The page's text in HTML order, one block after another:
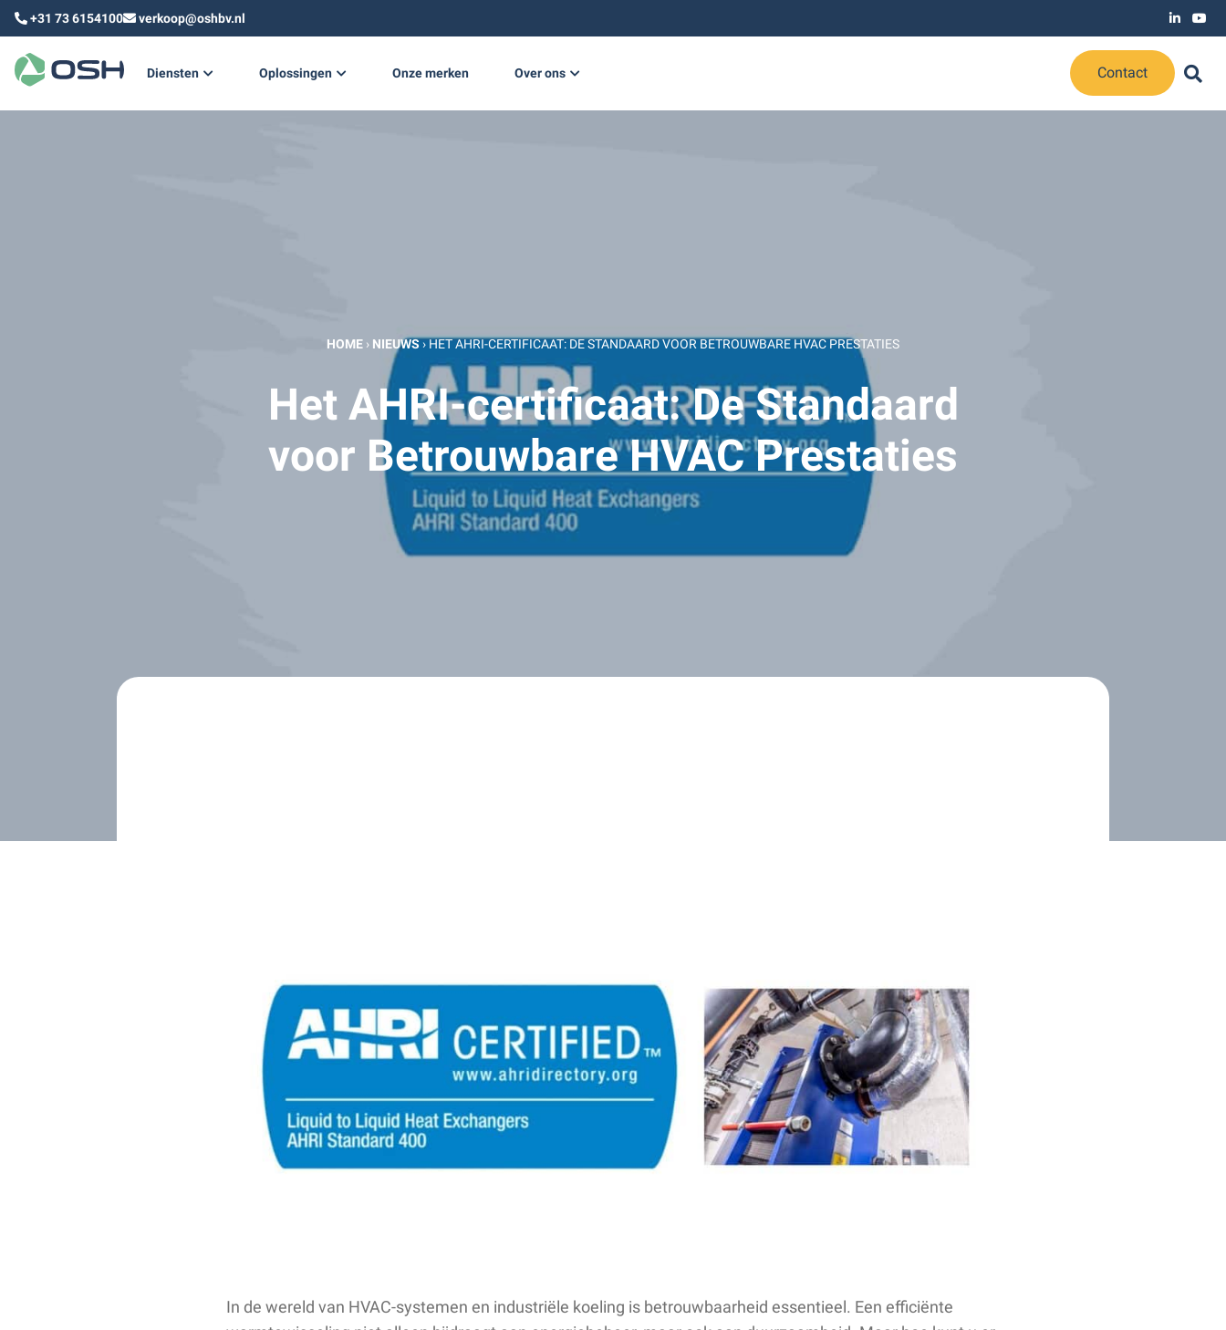
+31 73 6154100 verkoop@oshbv.nl
Diensten Oplossingen Onze merken Over ons Contact
HOME › NIEUWS›HET AHRI-CERTIFICAAT: DE STANDAARD VOOR BETROUWBARE HVAC PRESTATIES
Het AHRI-certificaat: De Standaard
voor Betrouwbare HVAC Prestaties
In de wereld van HVAC-systemen en industriële koeling is betrouwbaarheid essentieel. Een efficiënte